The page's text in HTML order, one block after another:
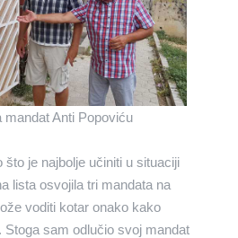
Anti Popoviću
je najbolje učiniti u situaciji
lista osvojila tri mandata na
voditi kotar onako kako
Stoga sam odlučio svoj mandat